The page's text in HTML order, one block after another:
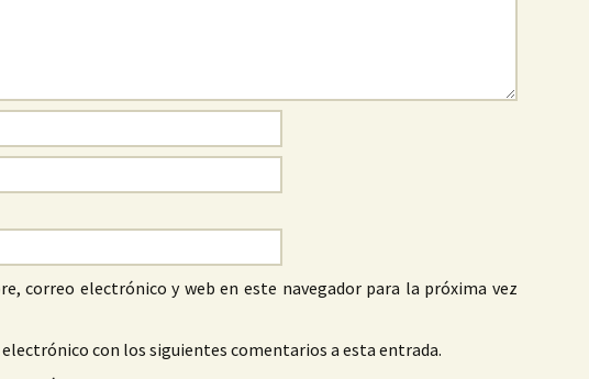
correo electrónico y web en este navegador para la próxima vez
con los siguientes comentarios a esta entrada.